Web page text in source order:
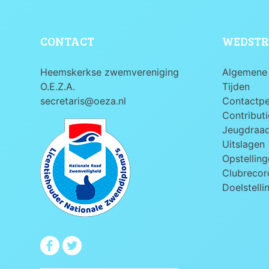
CONTACT
Heemskerkse zwemvereniging
O.E.Z.A.
secretaris@oeza.nl
Tijden
Uitslagen